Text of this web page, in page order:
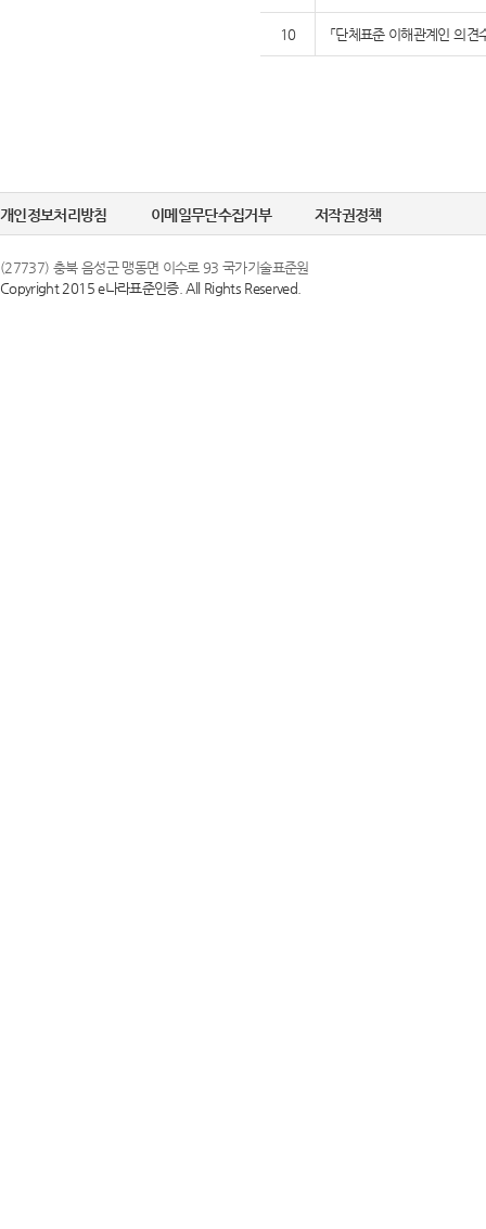
10 「단체표준 이해관계인 의
개인정보처리방침 이메일무단수집거부 저작권정책
(27737) 충북 음성군 맹동면 이수로 93 국가기술표준원
Copyright 2015 e나라표준인증. All Rights Reserved.